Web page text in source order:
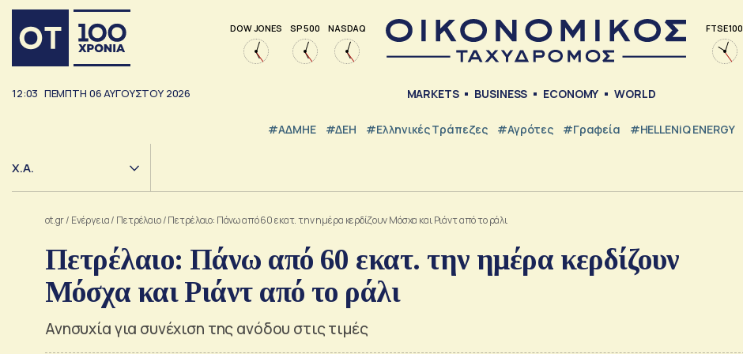
DOW JONES SP 500 NASDAQ FTSE 100
12:03 ΠΕΜΠΤΗ 06ΑΥΓΟΥΣΤΟΥ 2026 MARKETS BUSINESS ECONOMY WORLD
#ΑΔΜΗΕ #ΔΕΗ #ελληνικές Τράπεζες #Αγρότες #Γραφεία #HELLENiQ ENERGY
Χ.Α.
ot.gr/ Ενέργεια/ Πετρέλαιο/Πετρέλαιο: Πάνω από 60 εκατ. την ημέρα κερδίζουν Μόσχα και Ριάντ από το ράλι
Πετρέλαιο: Πάνω από 60 εκατ. την ημέρα κερδίζουν
Μόσχα και Ριάντ από το ράλι
Ανησυχία για συνέχιση της ανόδου στις τιμές